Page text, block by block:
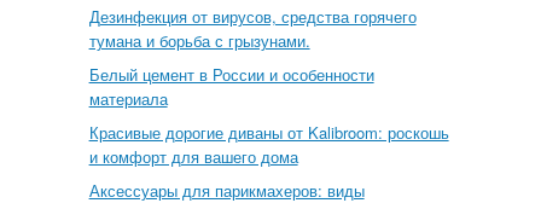
Дезинфекция от вирусов, средства горячего
тумана и борьба с грызунами.
Белый цемент в России и особенности
материала
Красивые дорогие диваны от Kalibroom: роскошь
и комфорт для вашего дома
Аксессуары для парикмахеров: виды